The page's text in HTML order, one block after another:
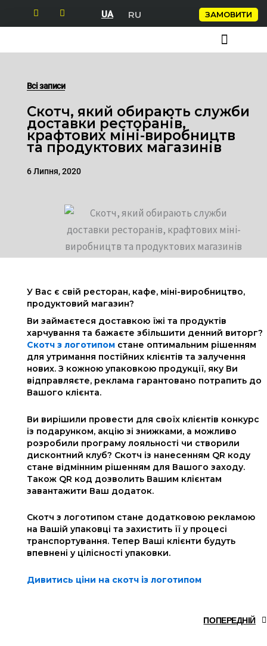
Перейти
до
UA RU ЗАМОВИТИ
Всі записи
Скотч, який обирають служби
доставки ресторанів,
крафтових міні-виробництв
та продуктових магазинів
6 Липня, 2020
У Вас є свій ресторан, кафе, міні-виробництво,
продуктовий магазин?
Ви займаєтеся доставкою їжі та продуктів
харчування та бажаєте збільшити денний виторг?
Скотч з логотипомстане оптимальним рішенням
для утримання постійних клієнтів та залучення
нових. З кожною упаковкою продукції, яку Ви
відправляєте, реклама гарантовано потрапить до
Вашого клієнта.
Ви вирішили провести для своїх клієнтів конкурс
із подарунком, акцію зі знижками, а можливо
розробили програму лояльності чи створили
дисконтний клуб? Скотч із нанесенням QR коду
стане відмінним рішенням для Вашого заходу.
Також QR код дозволить Вашим клієнтам
завантажити Ваш додаток.
Скотч з логотипом стане додатковою рекламою
на Вашій упаковці та захистить її у процесі
транспортування. Тепер Ваші клієнти будуть
впевнені у цілісності упаковки.
Дивитись ціни на скотч із логотипом
ПОПЕРЕДНІЙ